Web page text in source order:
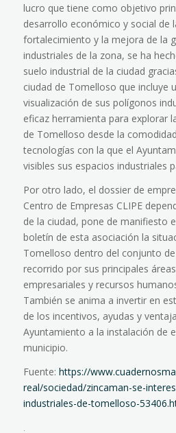
lucro que tiene como objetivo
desarrollo económico y social de
fortalecimiento y la mejora de la
industriales de la zona, se ha
suelo industrial de la ciudad
ciudad de Tomelloso que incluye
visualización de sus polígonos
eficaz herramienta para explorar
de Tomelloso desde la
tecnologías con la que el
visibles sus espacios industriales
Por otro lado, el dossier de
Centro de Empresas CLIPE
de la ciudad, pone de manifiesto
boletín de esta asociación la
Tomelloso dentro del conjunto
recorrido por sus principales
empresariales y recursos
También se anima a invertir en
de los incentivos, ayudas y
Ayuntamiento a la instalación de
municipio.
Fuente: https://
real/sociedad/zincaman-se-
industriales-de-tomelloso-